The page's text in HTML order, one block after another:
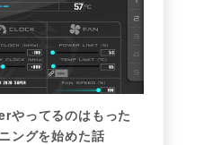
やってるのはもった
ングを始めた話